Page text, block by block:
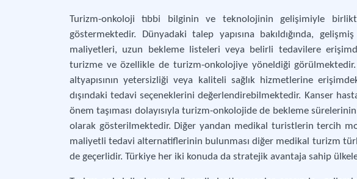
Turizm-onkoloji tıbbi bilginin ve teknolojinin gelişimiyle
göstermektedir. Dünyadaki talep yapısına bakıldığında,
maliyetleri, uzun bekleme listeleri veya belirli tedavilere
turizme ve özellikle de turizm-onkolojiye yöneldiği
altyapısının yetersizliği veya kaliteli sağlık hizmetlerine
dışındaki tedavi seçeneklerini değerlendirebilmektedir. Kanser
önem taşıması dolayısıyla turizm-onkolojide de bekleme
olarak gösterilmektedir. Diğer yandan medikal turistlerin tercih
maliyetli tedavi alternatiflerinin bulunması diğer medikal turizm
de geçerlidir. Türkiye her iki konuda da stratejik avantaja sahip